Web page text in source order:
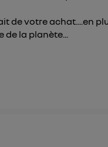
de votre achat....en
de la planète...